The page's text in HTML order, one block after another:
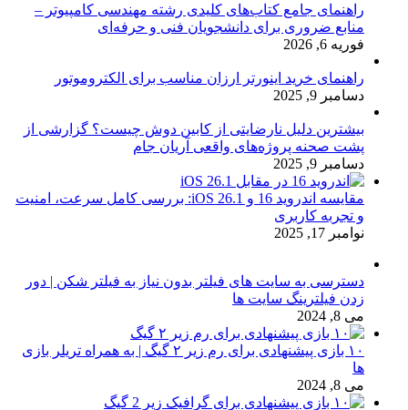
راهنمای جامع کتاب‌های کلیدی رشته مهندسی کامپیوتر –
منابع ضروری برای دانشجویان فنی و حرفه‌ای
فوریه 6, 2026
راهنمای خرید اینورتر ارزان مناسب برای الکتروموتور
دسامبر 9, 2025
بیشترین دلیل نارضایتی از کابین دوش چیست؟ گزارشی از
پشت صحنه پروژه‌های واقعی آریان جام
دسامبر 9, 2025
مقایسه اندروید 16 و iOS 26.1: بررسی کامل سرعت، امنیت
و تجربه کاربری
نوامبر 17, 2025
دسترسی به سایت های فیلتر بدون نیاز به فیلتر شکن | دور
زدن فیلترینگ سایت ها
می 8, 2024
۱۰ بازی پیشنهادی برای رم زیر ۲ گیگ | به همراه تریلر بازی
ها
می 8, 2024